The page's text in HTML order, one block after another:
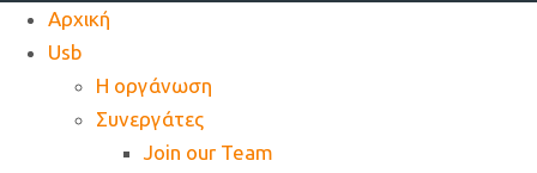
Αρχική
Usb
Η οργάνωση
Συνεργάτες
Join our Team